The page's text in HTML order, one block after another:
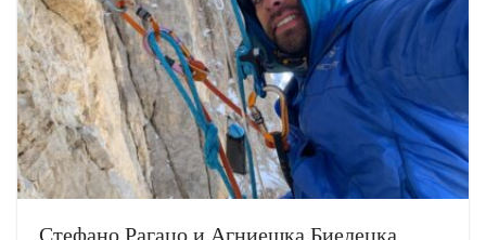
Стефано Рагацо и Агниешка Биелецка